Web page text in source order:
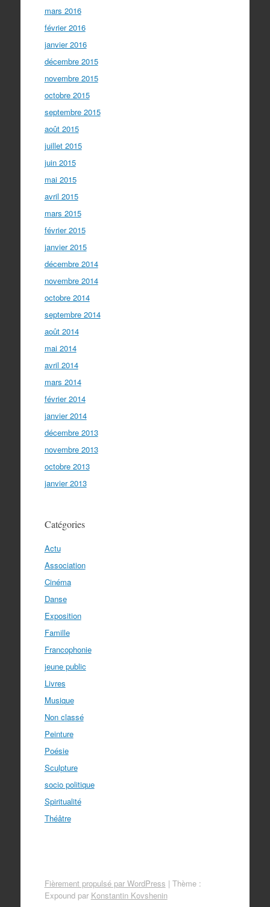
mars 2016
février 2016
janvier 2016
décembre 2015
novembre 2015
octobre 2015
septembre 2015
août 2015
juillet 2015
juin 2015
mai 2015
avril 2015
mars 2015
février 2015
janvier 2015
décembre 2014
novembre 2014
octobre 2014
septembre 2014
août 2014
mai 2014
avril 2014
mars 2014
février 2014
janvier 2014
décembre 2013
novembre 2013
octobre 2013
janvier 2013
Catégories
Actu
Association
Cinéma
Danse
Exposition
Famille
Francophonie
jeune public
Livres
Musique
Non classé
Peinture
Poésie
Sculpture
socio politique
Spiritualité
Théâtre
Fièrement propulsé par WordPress | Thème :
Expound par Konstantin Kovshenin